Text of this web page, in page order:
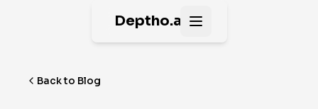
Deptho.ai Open main menu
Back to Blog